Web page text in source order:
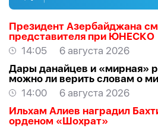
Президент Азербайджана
представителя при ЮНЕСКО
14:05
6 августа 2026
Дары данайцев и «мирная»
можно ли верить словам о
14:00
6 августа 2026
Ильхам Алиев наградил
орденом «Шохрат»